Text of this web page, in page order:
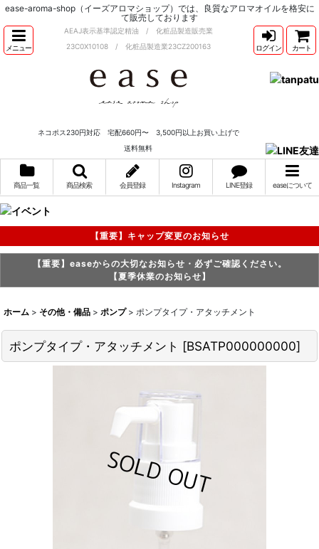
ease-aroma-shop（イーズアロマショップ）では、良質なアロマオイルを格安に
て販売しております
メニュー
AEAJ表示基準認定精油 / 化粧品製造販売業
23C0X10108 / 化粧品製造業23CZ200163
ネコポス230円対応 宅配660円〜 3,500円以上お買い上げで
送料無料
ログイン カート
商品一覧 商品検索 会員登録 Instagram LINE登録 easeについて
【重要】キャップ変更のお知らせ
【重要】easeからの大切なお知らせ・必ずご確認ください。
【夏季休業のお知らせ】
ホーム > その他・備品 > ポンプ > ポンプタイプ・アタッチメント
ポンプタイプ・アタッチメント [BSATP000000000]